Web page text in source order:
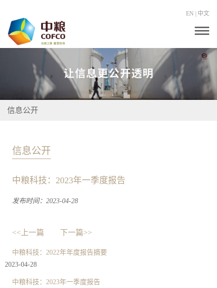
EN 中文
T
g
g
v
信息公开
信息公开
中粮科技：2023年一季度报告
发布时间：2023-04-28
<<上一篇 下一篇>>
中粮科技：2022年年度报告摘要
2023-04-28
中粮科技：2023年一季度报告